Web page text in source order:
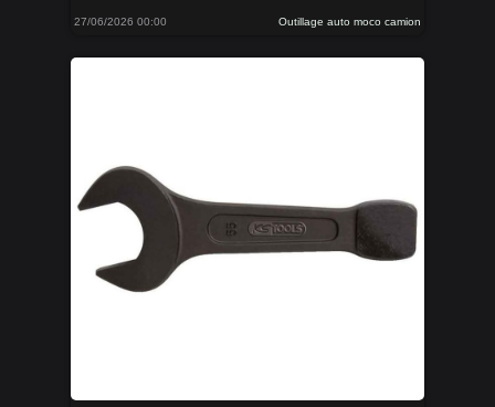
27/06/2026 00:00 Outillage auto moco camion